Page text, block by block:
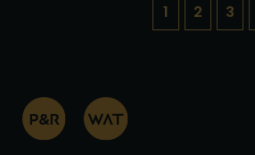
1 2 3